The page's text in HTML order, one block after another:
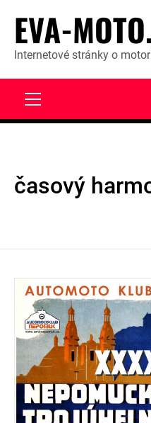
content
EVA-
Internetové stránky o
časový